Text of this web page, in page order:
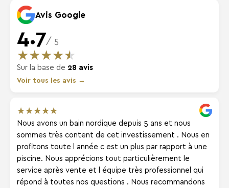
Avis Google
4.7/ 5
★★★★★
Sur la base de 28 avis
Voir tous les avis →
★★★★★
Nous avons un bain nordique depuis 5 ans et nous
sommes très content de cet investissement . Nous en
profitons toute l année c est un plus par rapport à une
piscine. Nous apprécions tout particulièrement le
service après vente et l équipe très professionnel qui
répond à toutes nos questions . Nous recommandons